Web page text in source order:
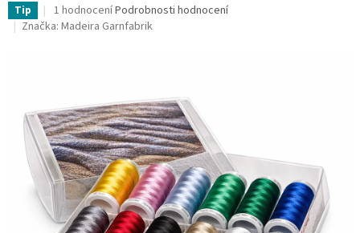
Tip
Průměrné
hodnocení
hvězdiček.
1 hodnoceníPodrobnosti hodnocení
Značka: Madeira Garnfabrik